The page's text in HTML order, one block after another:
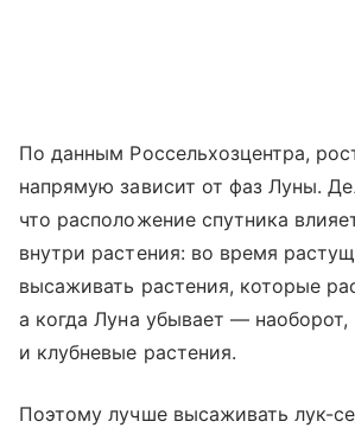
По данным Россельхозцентра,
напрямую зависит от фаз Луны.
что расположение спутника
внутри растения: во время
высаживать растения, которые
а когда Луна убывает —
и клубневые растения.
Поэтому лучше высаживать лук-